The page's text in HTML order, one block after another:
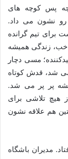
پس کوچه های
رو نشون می داد.
برای تیم گرانده
خب، زندگی همیشه
خبر ناامیدکننده؛ مسی دچار
شد، قدش کوتاه
پر پر می شد.
هیچ تلاشی برای
هم علاقه نشون
مدیران باشگاه